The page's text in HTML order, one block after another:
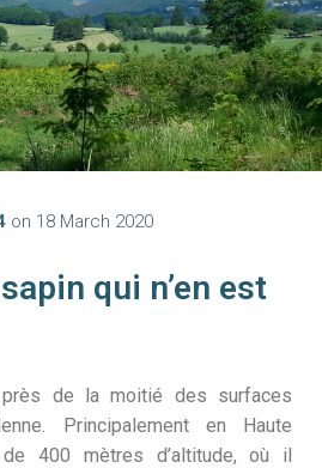
E
N
A
V
I
G
A
T
on 18 March 2020
qui n’en est
de la moitié des surfaces
Principalement en Haute
de 400 mètres d’altitude, où il